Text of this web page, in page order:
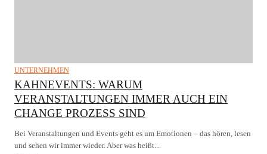
UNTERNEHMEN
KAHNEVENTS: WARUM
VERANSTALTUNGEN IMMER AUCH EIN
CHANGE PROZESS SIND
Bei Veranstaltungen und Events geht es um Emotionen – das hören, lesen
und sehen wir immer wieder. Aber was heißt...